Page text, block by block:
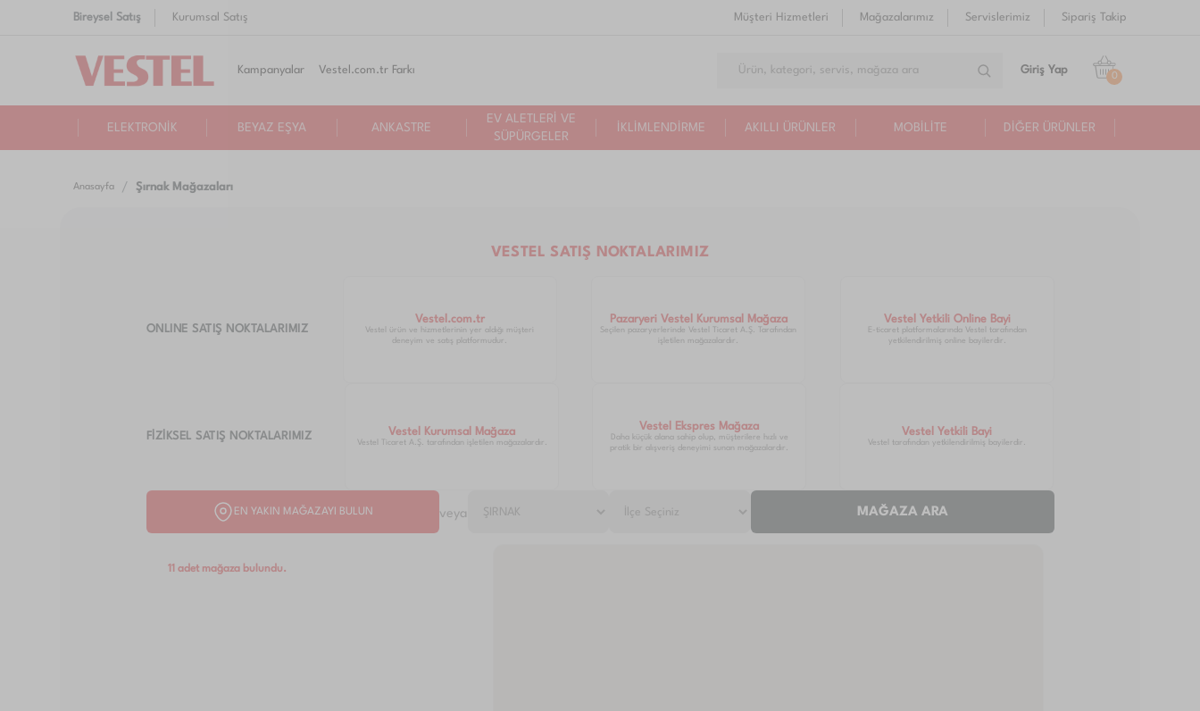
Bireysel Satış Kurumsal Satış Müşteri Hizmetleri Mağazalarımız Servislerimiz Sipariş Takip
Kampanyalar Vestel.com.tr Farkı Giriş Yap 0
ELEKTRONİK BEYAZ EŞYA ANKASTRE
EV ALETLERİ VE
SÜPÜRGELER
İKLİMLENDİRME AKILLI ÜRÜNLER MOBİLİTE DİĞER ÜRÜNLER
Anasayfa Şırnak Mağazaları
VESTEL SATIŞ NOKTALARIMIZ
ONLINE SATIŞ NOKTALARIMIZ
Vestel.com.tr
Vestel ürün ve hizmetlerinin yer aldığı müşteri
deneyim ve satış platformudur.
Pazaryeri Vestel Kurumsal Mağaza
Seçilen pazaryerlerinde Vestel Ticaret A.Ş. Tarafından
işletilen mağazalardır.
Vestel Yetkili Online Bayi
E-ticaret platformalarında Vestel tarafından
yetkilendirilmiş online bayilerdir.
FİZİKSEL SATIŞ NOKTALARIMIZ Vestel Kurumsal Mağaza
Vestel Ticaret A.Ş. tarafından işletilen mağazalardır.
Vestel Ekspres Mağaza
Daha küçük alana sahip olup, müşterilere hızlı ve
pratik bir alışveriş deneyimi sunan mağazalardır.
Vestel Yetkili Bayi
Vestel tarafından yetkilendirilmiş bayilerdir.
EN YAKIN MAĞAZAYI BULUN veya MAĞAZA ARA
11 adet mağaza bulundu.